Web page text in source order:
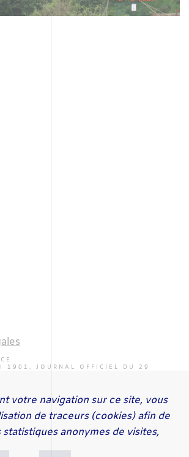
votre navigation sur ce site, vous
de traceurs (cookies) afin de
statistiques anonymes de visites,
1901, JOURNAL OFFICIEL DU 29
ÉVÉNEMENTS PROJETS
CENTRES
SE GALO RINPOCHE